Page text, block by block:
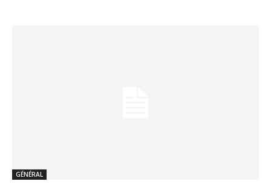
GÉNÉRAL